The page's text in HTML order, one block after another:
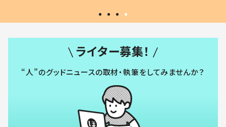
ライター募集！
“人”のグッドニュースの取材・執筆をしてみませんか？